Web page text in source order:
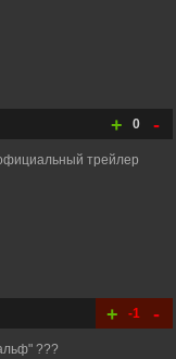
+ 0 -
трейлер
+ -1 -
???